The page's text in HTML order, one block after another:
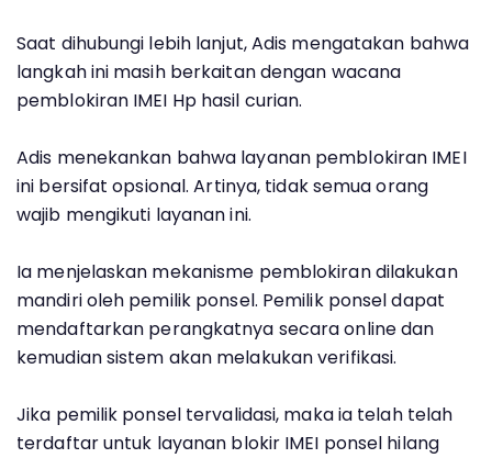
Saat dihubungi lebih lanjut, Adis mengatakan bahwa
langkah ini masih berkaitan dengan wacana
pemblokiran IMEI Hp hasil curian.
Adis menekankan bahwa layanan pemblokiran IMEI
ini bersifat opsional. Artinya, tidak semua orang
wajib mengikuti layanan ini.
Ia menjelaskan mekanisme pemblokiran dilakukan
mandiri oleh pemilik ponsel. Pemilik ponsel dapat
mendaftarkan perangkatnya secara online dan
kemudian sistem akan melakukan verifikasi.
Jika pemilik ponsel tervalidasi, maka ia telah telah
terdaftar untuk layanan blokir IMEI ponsel hilang